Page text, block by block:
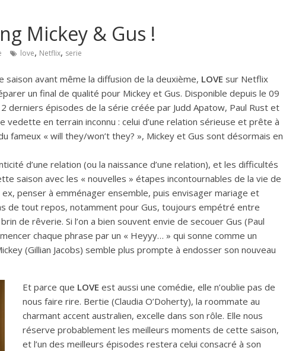
Mickey & Gus !
love, Netflix, serie
avant même la diffusion de la deuxième, LOVE sur Netflix
un final de qualité pour Mickey et Gus. Disponible depuis le 09
derniers épisodes de la série créée par Judd Apatow, Paul Rust et
vedette en terrain inconnu : celui d’une relation sérieuse et prête à
fameux « will they/won’t they? », Mickey et Gus sont désormais en
d’une relation (ou la naissance d’une relation), et les difficultés
saison avec les « nouvelles » étapes incontournables de la vie de
penser à emménager ensemble, puis envisager mariage et
de tout repos, notamment pour Gus, toujours empétré entre
de rêverie. Si l’on a bien souvent envie de secouer Gus (Paul
chaque phrase par un « Heyyy… » qui sonne comme un
(Gillian Jacobs) semble plus prompte à endosser son nouveau
Et parce que LOVE est aussi une comédie, elle n’oublie pas de
nous faire rire. Bertie (Claudia O’Doherty), la roommate au
charmant accent australien, excelle dans son rôle. Elle nous
réserve probablement les meilleurs moments de cette saison,
et l’un des meilleurs épisodes restera celui consacré à son